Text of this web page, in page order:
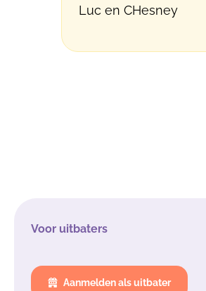
Luc en CHesney
Voor uitbaters
Aanmelden als uitbater